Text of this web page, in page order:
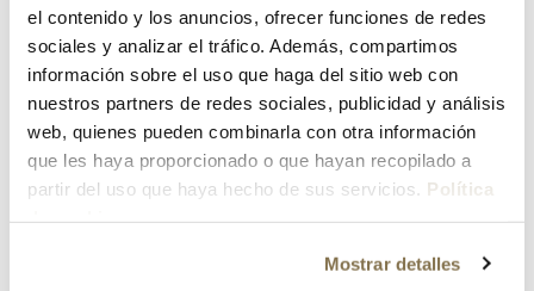
el contenido y los anuncios, ofrecer funciones de redes
sociales y analizar el tráfico. Además, compartimos
información sobre el uso que haga del sitio web con
nuestros partners de redes sociales, publicidad y análisis
web, quienes pueden combinarla con otra información
que les haya proporcionado o que hayan recopilado a
partir del uso que haya hecho de sus servicios. Política
Mostrar detalles
¿Has olvidado tu contraseña?